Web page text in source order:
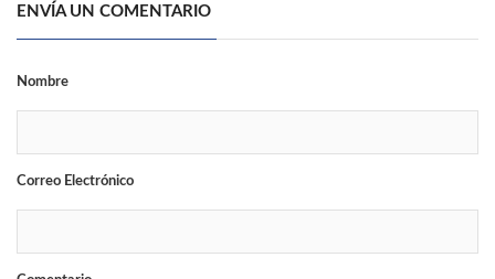
ENVÍA UN COMENTARIO
Nombre
Correo Electrónico